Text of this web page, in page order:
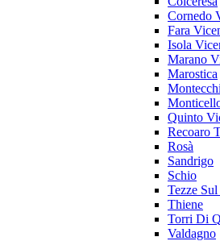
Cornedo
Fara
Isola
Marano
Marostica
Quinto
Recoaro
Rosà
Sandrigo
Schio
Tezze
Thiene
Torri Di
Valdagno